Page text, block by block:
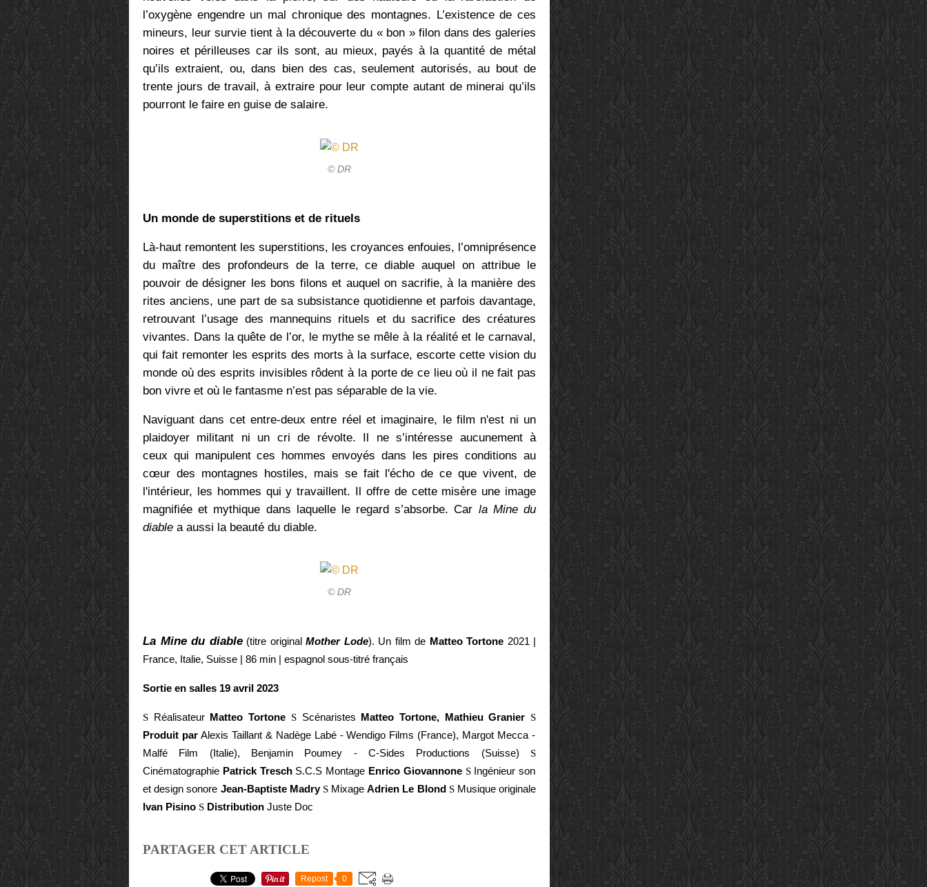
l’oxygène engendre un mal chronique des montagnes. L’existence de ces
mineurs, leur survie tient à la découverte du « bon » filon dans des galeries
noires et périlleuses car ils sont, au mieux, payés à la quantité de métal
qu’ils extraient, ou, dans bien des cas, seulement autorisés, au bout de
trente jours de travail, à extraire pour leur compte autant de minerai qu’ils
pourront le faire en guise de salaire.
© DR
Un monde de superstitions et de rituels
Là-haut remontent les superstitions, les croyances enfouies, l’omniprésence
du maître des profondeurs de la terre, ce diable auquel on attribue le
pouvoir de désigner les bons filons et auquel on sacrifie, à la manière des
rites anciens, une part de sa subsistance quotidienne et parfois davantage,
retrouvant l’usage des mannequins rituels et du sacrifice des créatures
vivantes. Dans la quête de l’or, le mythe se mêle à la réalité et le carnaval,
qui fait remonter les esprits des morts à la surface, escorte cette vision du
monde où des esprits invisibles rôdent à la porte de ce lieu où il ne fait pas
bon vivre et où le fantasme n’est pas séparable de la vie.
Naviguant dans cet entre-deux entre réel et imaginaire, le film n'est ni un
plaidoyer militant ni un cri de révolte. Il ne s’intéresse aucunement à
ceux qui manipulent ces hommes envoyés dans les pires conditions au
cœur des montagnes hostiles, mais se fait l'écho de ce que vivent, de
l'intérieur, les hommes qui y travaillent. Il offre de cette misère une image
magnifiée et mythique dans laquelle le regard s’absorbe. Car la Mine du
diable a aussi la beauté du diable.
© DR
La Mine du diable(titre original Mother Lode). Un film de Matteo Tortone 2021 |
France, Italie, Suisse | 86 min | espagnol sous-titré français
Sortie en salles 19 avril 2023
S Réalisateur Matteo Tortone SScénaristes Matteo Tortone, Mathieu Granier S
Produit parAlexis Taillant & Nadège Labé - Wendigo Films (France), Margot Mecca -
Malfé Film (Italie), Benjamin Poumey - C-Sides Productions (Suisse) S
Cinématographie Patrick TreschS.C.S Montage Enrico Giovannone SIngénieur son
et design sonore Jean-Baptiste Madry SMixageAdrien Le Blond SMusique originale
Ivan Pisino S Distribution Juste Doc
PARTAGER CET ARTICLE
Repost 0